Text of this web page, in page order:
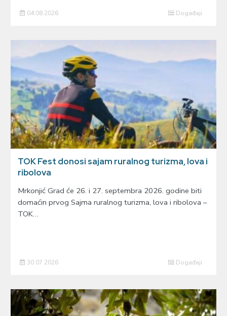
04.08.2026 Događaji
TOK Fest donosi sajam ruralnog turizma, lova i
ribolova
Mrkonjić Grad će 26. i 27. septembra 2026. godine biti
domaćin prvog Sajma ruralnog turizma, lova i ribolova –
TOK…
30.07.2026 Događaji